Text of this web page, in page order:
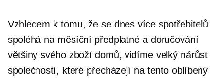
Vzhledem k tomu, že se dnes více spotřebitelů
spoléhá na měsíční předplatné a doručování
většiny svého zboží domů, vidíme velký nárůst
společností, které přecházejí na tento oblíbený